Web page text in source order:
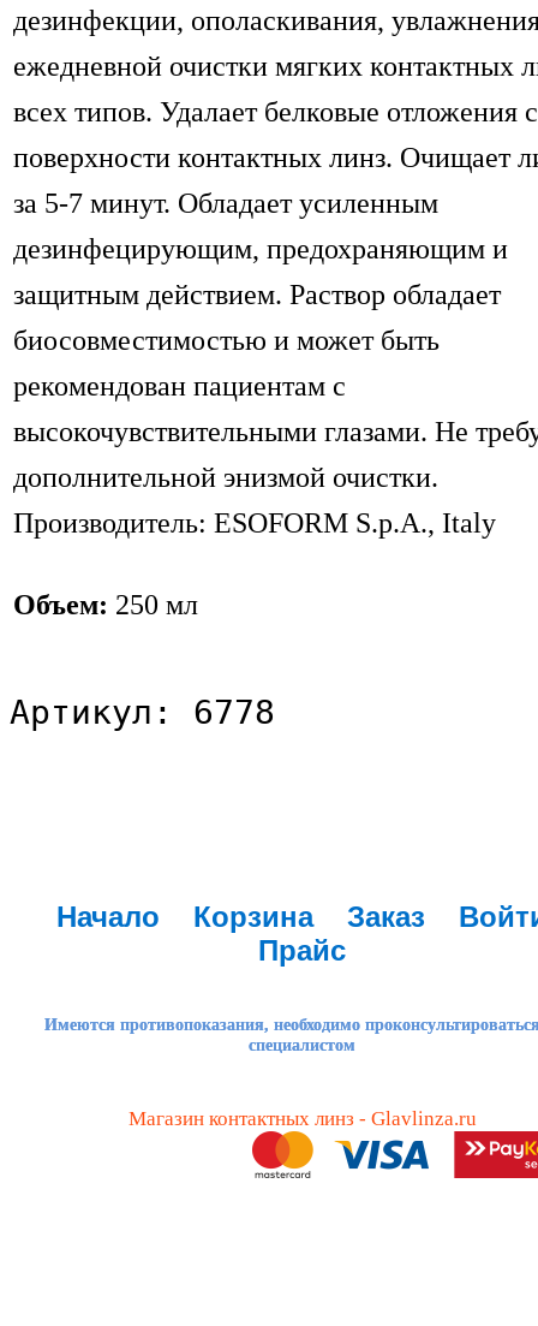
дезинфекции, ополаскивания,
ежедневной очистки мягких контактных
всех типов. Удалает белковые отложения с
поверхности контактных линз. Очищает
за 5-7 минут. Обладает усиленным
дезинфецирующим, предохраняющим и
защитным действием. Раствор обладает
биосовместимостью и может быть
рекомендован пациентам с
высокочувствительными глазами. Не
дополнительной энизмой очистки.
Производитель: ESOFORM S.p.A., Italy
Объем: 250 мл
Артикул: 6778
Начало Корзина Заказ
Прайс
Имеются противопоказания, необходимо
специалистом
Магазин контактных линз - Glavlinza.ru